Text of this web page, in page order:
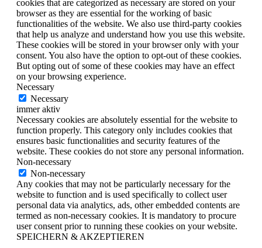
cookies that are categorized as necessary are stored on your
browser as they are essential for the working of basic
functionalities of the website. We also use third-party cookies
that help us analyze and understand how you use this website.
These cookies will be stored in your browser only with your
consent. You also have the option to opt-out of these cookies.
But opting out of some of these cookies may have an effect
on your browsing experience.
Necessary
Necessary
immer aktiv
Necessary cookies are absolutely essential for the website to
function properly. This category only includes cookies that
ensures basic functionalities and security features of the
website. These cookies do not store any personal information.
Non-necessary
Non-necessary
Any cookies that may not be particularly necessary for the
website to function and is used specifically to collect user
personal data via analytics, ads, other embedded contents are
termed as non-necessary cookies. It is mandatory to procure
user consent prior to running these cookies on your website.
SPEICHERN & AKZEPTIEREN